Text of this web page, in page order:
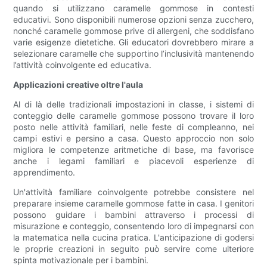
quando si utilizzano caramelle gommose in contesti
educativi. Sono disponibili numerose opzioni senza zucchero,
nonché caramelle gommose prive di allergeni, che soddisfano
varie esigenze dietetiche. Gli educatori dovrebbero mirare a
selezionare caramelle che supportino l’inclusività mantenendo
l’attività coinvolgente ed educativa.
Applicazioni creative oltre l'aula
Al di là delle tradizionali impostazioni in classe, i sistemi di
conteggio delle caramelle gommose possono trovare il loro
posto nelle attività familiari, nelle feste di compleanno, nei
campi estivi e persino a casa. Questo approccio non solo
migliora le competenze aritmetiche di base, ma favorisce
anche i legami familiari e piacevoli esperienze di
apprendimento.
Un'attività familiare coinvolgente potrebbe consistere nel
preparare insieme caramelle gommose fatte in casa. I genitori
possono guidare i bambini attraverso i processi di
misurazione e conteggio, consentendo loro di impegnarsi con
la matematica nella cucina pratica. L'anticipazione di godersi
le proprie creazioni in seguito può servire come ulteriore
spinta motivazionale per i bambini.